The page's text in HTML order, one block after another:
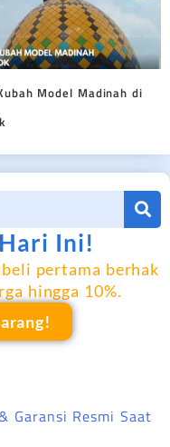
Model Madinah di
Ini!
pertama berhak
hingga 10%.
Garansi Resmi Saat